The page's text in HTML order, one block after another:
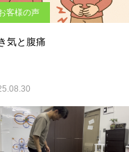
客様の声
気と腹痛